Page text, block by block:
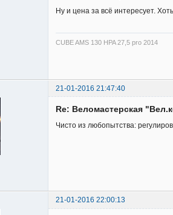
Ну и цена за всё интересует.
CUBE AMS 130 HPA 27,5 pro 2014
21-01-2016 21:47:40
Re: Веломастерская
Чисто из любопытства:
21-01-2016 22:00:13